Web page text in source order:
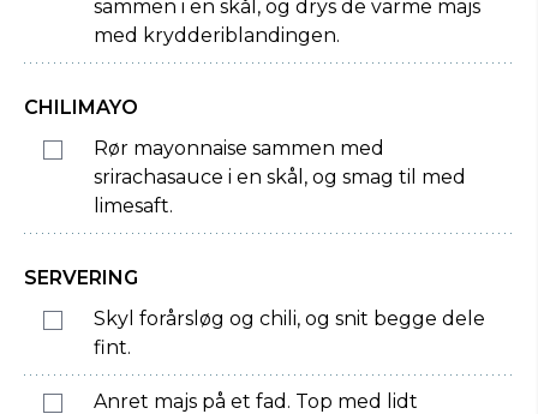
sammen i en skål, og drys de varme majs
med krydderiblandingen.
CHILIMAYO
Rør mayonnaise sammen med
srirachasauce i en skål, og smag til med
limesaft.
SERVERING
Skyl forårsløg og chili, og snit begge dele
fint.
Anret majs på et fad. Top med lidt